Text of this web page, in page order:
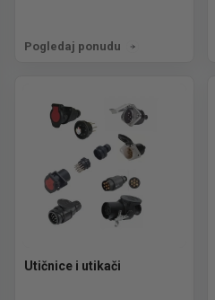
Pogledaj ponudu
Utičnice i utikači